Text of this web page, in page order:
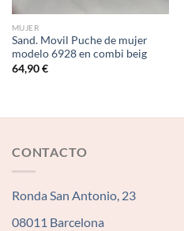
MUJER
Sand. Movil Puche de mujer
modelo 6928 en combi beig
64,90€
CONTACTO
Ronda San Antonio, 23
08011 Barcelona